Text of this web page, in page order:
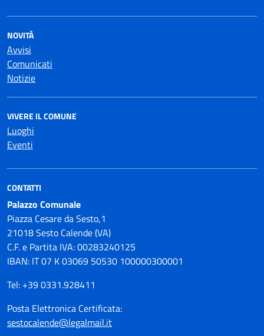
NOVITÀ
Avvisi
Comunicati
Notizie
VIVERE IL COMUNE
Luoghi
Eventi
CONTATTI
Palazzo Comunale
Piazza Cesare da Sesto,1
21018 Sesto Calende (VA)
C.F. e Partita IVA: 00283240125
IBAN: IT 07 K 03069 50530 100000300001
Tel: +39 0331.928411
Posta Elettronica Certificata:
sestocalende@legalmail.it